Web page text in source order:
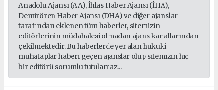
Anadolu Ajansı (AA), İhlas Haber Ajansı (İHA),
Demirören Haber Ajansı (DHA) ve diğer ajanslar
tarafından eklenen tüm haberler, sitemizin
editörlerinin müdahalesi olmadan ajans kanallarından
çekilmektedir. Bu haberlerde yer alan hukuki
muhataplar haberi geçen ajanslar olup sitemizin hiç
bir editörü sorumlu tutulamaz...